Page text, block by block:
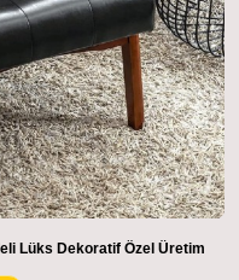
Lüks Dekoratif Özel Üretim